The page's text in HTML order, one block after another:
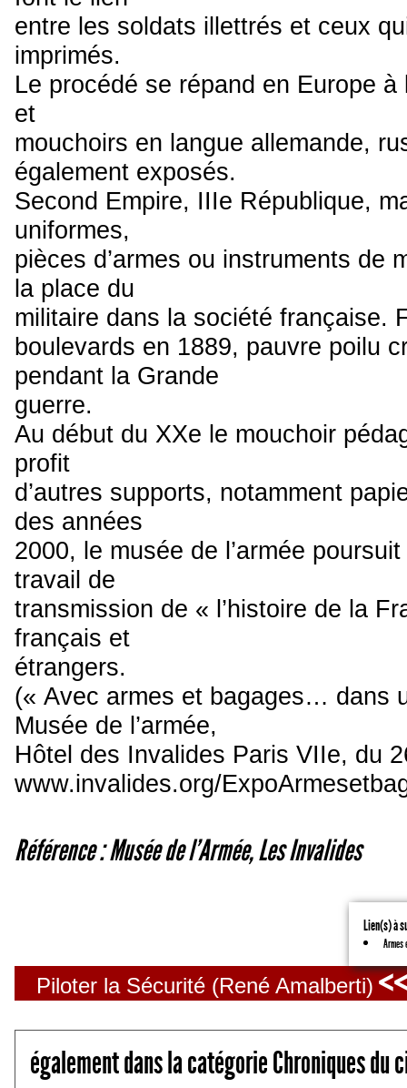
entre les soldats illettrés et ceux
imprimés.
Le procédé se répand en Europe
et
mouchoirs en langue allemande,
également exposés.
Second Empire, IIIe République,
uniformes,
pièces d’armes ou instruments de
la place du
militaire dans la société française.
boulevards en 1889, pauvre poilu
pendant la Grande
guerre.
Au début du XXe le mouchoir
profit
d’autres supports, notamment
des années
2000, le musée de l’armée
travail de
transmission de « l’histoire de la
français et
étrangers.
(« Avec armes et bagages… dans
Musée de l’armée,
Hôtel des Invalides Paris VIIe, du
www.invalides.org/
Référence : Musée de l'Armée, Les Invalides
Lien(s) à
Armes
Piloter la Sécurité (René Amalberti)
également dans la catégorie Chroniques du